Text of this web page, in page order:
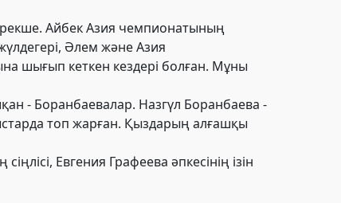
Айбек Азия чемпионатының
Әлем және Азия
шығып кеткен кездері болған. Мұны
- Боранбаевалар. Назгүл Боранбаева -
топ жарған. Қыздарың алғашқы
Евгения Графеева әпкесінің ізін